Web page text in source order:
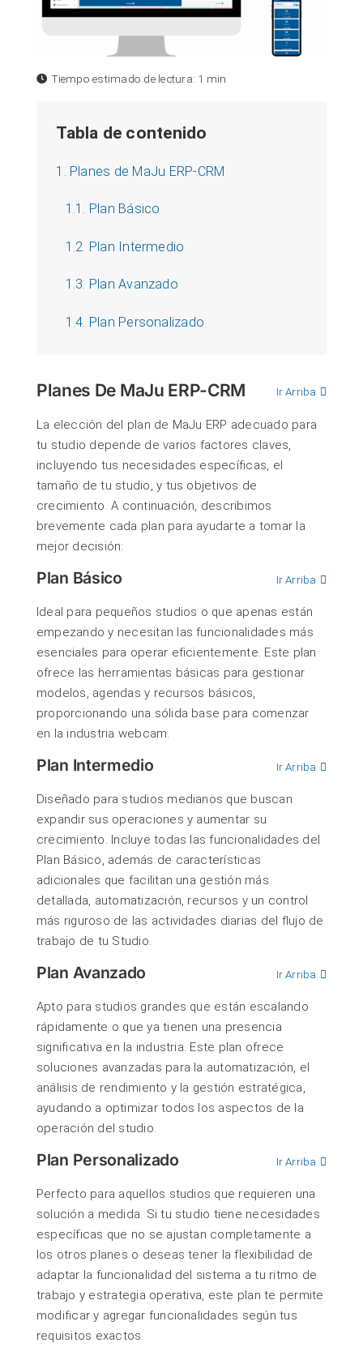
Tiempo estimado de lectura: 1 min
Tabla de contenido
1. Planes de MaJu ERP-CRM
1.1. Plan Básico
1.2. Plan Intermedio
1.3. Plan Avanzado
1.4. Plan Personalizado
Planes De MaJu ERP-CRM Ir Arriba
La elección del plan de MaJu ERP adecuado para
tu studio depende de varios factores claves,
incluyendo tus necesidades específicas, el
tamaño de tu studio, y tus objetivos de
crecimiento. A continuación, describimos
brevemente cada plan para ayudarte a tomar la
mejor decisión:
Plan Básico Ir Arriba
Ideal para pequeños studios o que apenas están
empezando y necesitan las funcionalidades más
esenciales para operar eficientemente. Este plan
ofrece las herramientas básicas para gestionar
modelos, agendas y recursos básicos,
proporcionando una sólida base para comenzar
en la industria webcam.
Plan Intermedio Ir Arriba
Diseñado para studios medianos que buscan
expandir sus operaciones y aumentar su
crecimiento. Incluye todas las funcionalidades del
Plan Básico, además de características
adicionales que facilitan una gestión más
detallada, automatización, recursos y un control
más riguroso de las actividades diarias del flujo de
trabajo de tu Studio.
Plan Avanzado Ir Arriba
Apto para studios grandes que están escalando
rápidamente o que ya tienen una presencia
significativa en la industria. Este plan ofrece
soluciones avanzadas para la automatización, el
análisis de rendimiento y la gestión estratégica,
ayudando a optimizar todos los aspectos de la
operación del studio.
Plan Personalizado Ir Arriba
Perfecto para aquellos studios que requieren una
solución a medida. Si tu studio tiene necesidades
específicas que no se ajustan completamente a
los otros planes o deseas tener la flexibilidad de
adaptar la funcionalidad del sistema a tu ritmo de
trabajo y estrategia operativa, este plan te permite
modificar y agregar funcionalidades según tus
requisitos exactos.